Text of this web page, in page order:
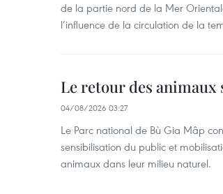
de la partie nord de la Mer
l’influence de la circulation de la
Le retour des animaux
04/08/2026 03:27
Le Parc national de Bù Gia Mâp
sensibilisation du public et
animaux dans leur milieu naturel.